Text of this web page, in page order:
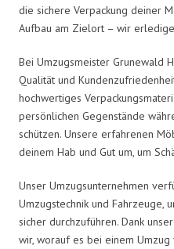
die sichere Verpackung deiner
Aufbau am Zielort – wir
Bei Umzugsmeister Grunewald
Qualität und
hochwertiges
persönlichen Gegenstände
schützen. Unsere erfahrenen
deinem Hab und Gut um, um
Unser Umzugsunternehmen
Umzugstechnik und Fahrzeuge,
sicher durchzuführen. Dank
wir, worauf es bei einem Umzug